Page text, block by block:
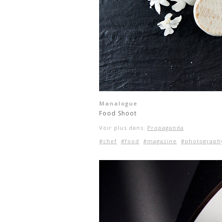
Manalogue
Food Shoot
Voir plus dans: Propaganda
#chef #food #magazine